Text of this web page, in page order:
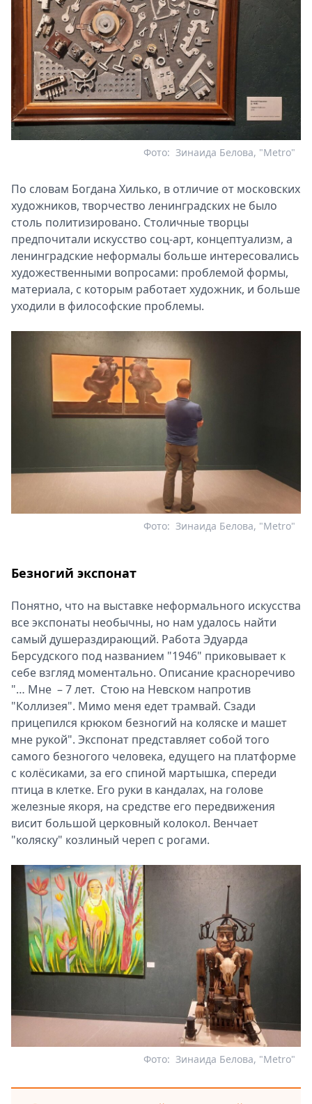
Зинаида Белова, "Metro"
Фото:
По словам Богдана Хилько, в отличие от московских
художников, творчество ленинградских не было
столь политизировано. Столичные творцы
предпочитали искусство соц-арт, концептуализм, а
ленинградские неформалы больше интересовались
художественными вопросами: проблемой формы,
материала, с которым работает художник, и больше
уходили в философские проблемы.
Зинаида Белова, "Metro"
Фото:
Безногий экспонат
Понятно, что на выставке неформального искусства
все экспонаты необычны, но нам удалось найти
самый душераздирающий. Работа Эдуарда
Берсудского под названием "1946" приковывает к
себе взгляд моментально. Описание красноречиво
"… Мне – 7 лет. Стою на Невском напротив
"Коллизея". Мимо меня едет трамвай. Сзади
прицепился крюком безногий на коляске и машет
мне рукой". Экспонат представляет собой того
самого безногого человека, едущего на платформе
с колёсиками, за его спиной мартышка, спереди
птица в клетке. Его руки в кандалах, на голове
железные якоря, на средстве его передвижения
висит большой церковный колокол. Венчает
"коляску" козлиный череп с рогами.
Зинаида Белова, "Metro"
Фото: